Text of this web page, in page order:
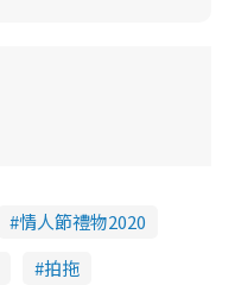
情人節禮物2020
拍拖